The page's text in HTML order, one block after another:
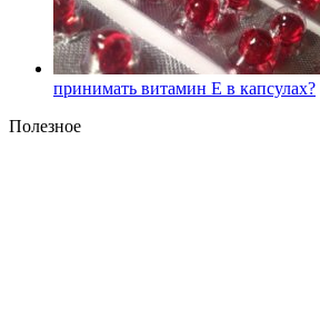
принимать витамин Е в капсулах?
Полезное